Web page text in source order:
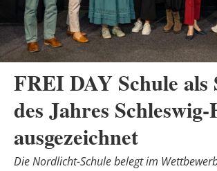
FREI DAY Schule als
des Jahres
ausgezeichnet
Die Nordlicht-Schule belegt im